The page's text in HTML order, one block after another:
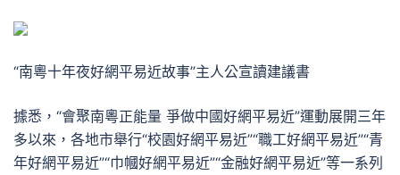
“南粵十年夜好網平易近故事”主人公宣讀建議書
據悉，“會聚南粵正能量 爭做中國好網平易近”運動展開三年
多以來，各地市舉行“校園好網平易近”“職工好網平易近”“青
年好網平易近”“巾幗好網平易近”“金融好網平易近”等一系列